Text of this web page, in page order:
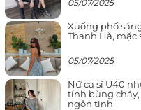
05/07/2025
Xuống phố
Thanh Hà, mặc
05/07/2025
Nữ ca sĩ U40
tính bùng
ngôn tình